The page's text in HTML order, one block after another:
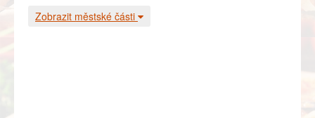
Zobrazit městské části